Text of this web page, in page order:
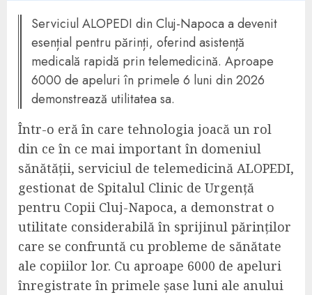
Serviciul ALOPEDI din Cluj-Napoca a devenit
esențial pentru părinți, oferind asistență
medicală rapidă prin telemedicină. Aproape
6000 de apeluri în primele 6 luni din 2026
demonstrează utilitatea sa.
Într-o eră în care tehnologia joacă un rol
din ce în ce mai important în domeniul
sănătății, serviciul de telemedicină ALOPEDI,
gestionat de Spitalul Clinic de Urgență
pentru Copii Cluj-Napoca, a demonstrat o
utilitate considerabilă în sprijinul părinților
care se confruntă cu probleme de sănătate
ale copiilor lor. Cu aproape 6000 de apeluri
înregistrate în primele șase luni ale anului